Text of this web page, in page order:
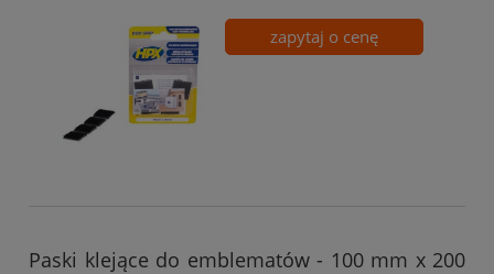
zapytaj o cenę
Paski klejące do emblematów - 100 mm x 200